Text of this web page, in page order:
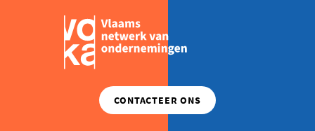
WORDEN
SMART
CLEANROOMTECHNOLOGIE.”